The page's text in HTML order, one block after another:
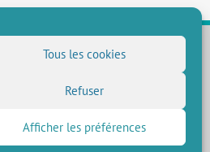
Tous les cookies
Refuser
Afficher les préférences